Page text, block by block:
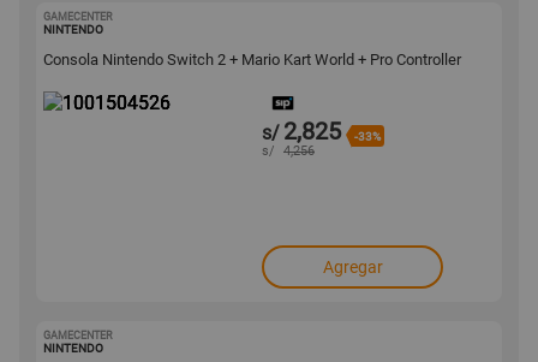
GAMECENTER
NINTENDO
Consola Nintendo Switch 2 + Mario Kart World + Pro Controller
s/ 2,825 -33%
s/ 4,256
Agregar
GAMECENTER
NINTENDO